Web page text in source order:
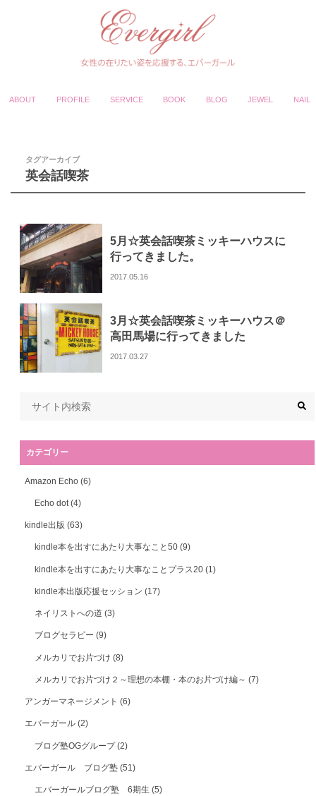
ABOUT PROFILE SERVICE BOOK BLOG JEWEL NAIL
タグアーカイブ
英会話喫茶
5月☆英会話喫茶ミッキーハウスに
行ってきました。
2017.05.16
3月☆英会話喫茶ミッキーハウス＠
高田馬場に行ってきました
2017.03.27
カテゴリー
Amazon Echo(6)
Echo dot(4)
kindle出版(63)
kindle本を出すにあたり大事なこと50(9)
kindle本を出すにあたり大事なことプラス20(1)
kindle本出版応援セッション(17)
ネイリストへの道(3)
ブログセラピー(9)
メルカリでお片づけ(8)
メルカリでお片づけ２～理想の本棚・本のお片づけ編～(7)
アンガーマネージメント(6)
エバーガール(2)
ブログ塾OGグループ(2)
エバーガール ブログ塾(51)
エバーガールブログ塾 6期生(5)